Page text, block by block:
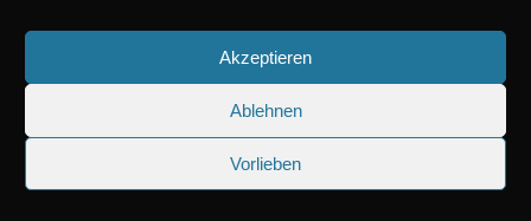
Akzeptieren
Ablehnen
Vorlieben